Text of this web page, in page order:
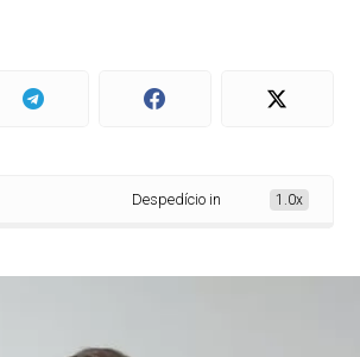
Despedício inaceitável1.0x